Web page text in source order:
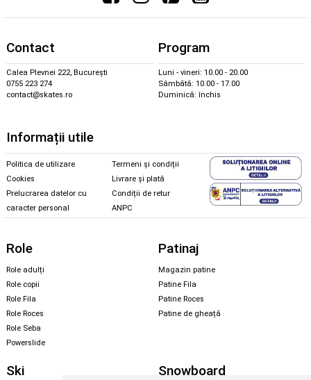
Contact
Calea Plevnei 222, București
0755 223 274
contact@skates.ro
Program
Luni - vineri: 10.00 - 20.00
Sâmbătă: 10.00 - 17.00
Duminică: închis
Informații utile
Politica de utilizare
Cookies
Prelucrarea datelor cu
caracter personal
Termeni și condiții
Livrare și plată
Condiții de retur
ANPC
Role
Role adulți
Role copii
Role Fila
Role Roces
Role Seba
Powerslide
Patinaj
Magazin patine
Patine Fila
Patine Roces
Patine de gheață
Ski Snowboard